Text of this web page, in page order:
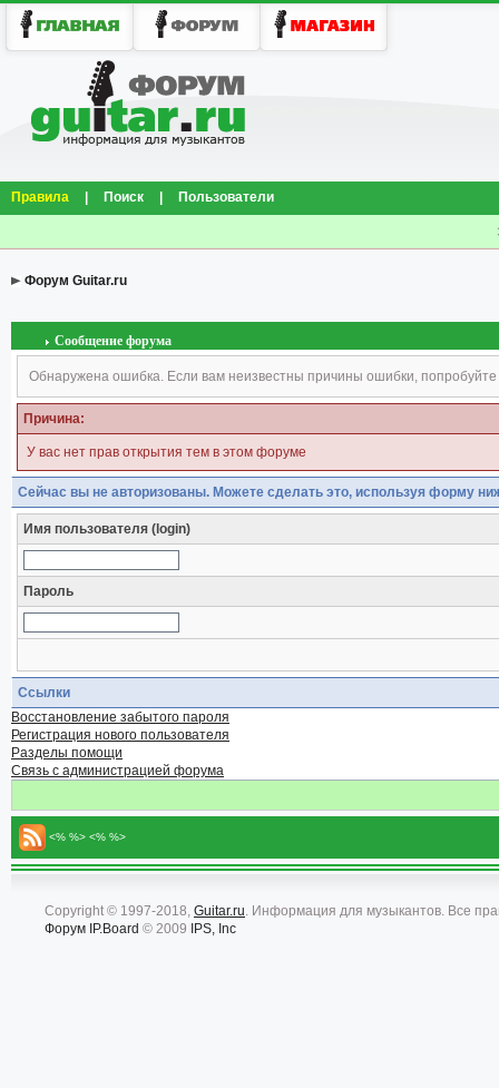
Правила Поиск Пользователи
Форум Guitar.ru
Сообщение форума
Обнаружена ошибка. Если вам неизвестны причины ошибки, попробуйте
Причина:
У вас нет прав открытия тем в этом форуме
Сейчас вы не авторизованы. Можете сделать это, используя форму
Имя пользователя (login)
Пароль
Ссылки
Восстановление забытого пароля
Регистрация нового пользователя
Разделы помощи
Связь с администрацией форума
<% %> <% %>
Copyright © 1997-2018, Guitar.ru. Информация для музыкантов. Все
Форум IP.Board © 2009 IPS, Inc